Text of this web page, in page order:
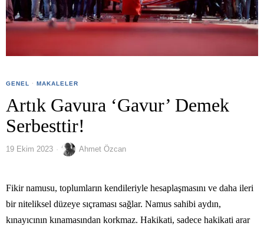
GENEL · MAKALELER
Artık Gavura ‘Gavur’ Demek
Serbesttir!
19 Ekim 2023 Ahmet Özcan
Fikir namusu, toplumların kendileriyle hesaplaşmasını ve daha ileri
bir niteliksel düzeye sıçraması sağlar. Namus sahibi aydın,
kınayıcının kınamasından korkmaz. Hakikati, sadece hakikati arar